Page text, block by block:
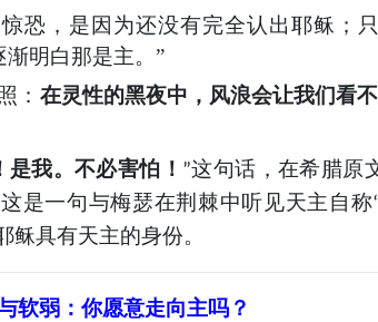
恐，是因为还没有完全认出耶稣；
渐明白那是主。”
： 在灵性的黑夜中，风浪会让我们看
是我。不必害怕！ ”这句话，在希腊原
这是一句与梅瑟在荆棘中听见天主自称
稣具有天主的身份。
软弱：你愿意走向主吗？